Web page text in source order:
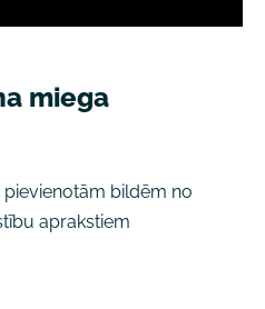
miega
bildēm no
aprakstiem